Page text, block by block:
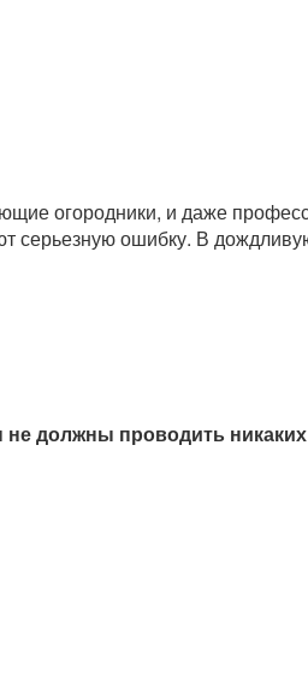
огородники, и даже
серьезную ошибку. В
должны проводить